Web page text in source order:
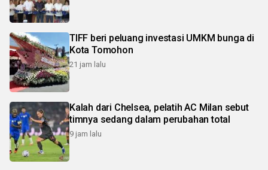
TIFF beri peluang investasi UMKM bunga di
Kota Tomohon
21 jam lalu
Kalah dari Chelsea, pelatih AC Milan sebut
timnya sedang dalam perubahan total
9 jam lalu